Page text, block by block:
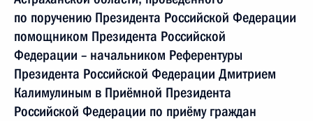
по поручению Президента Российской Федерации
помощником Президента Российской
Федерации – начальником Референтуры
Президента Российской Федерации Дмитрием
Калимулиным в Приёмной Президента
Российской Федерации по приёму граждан